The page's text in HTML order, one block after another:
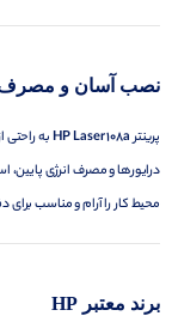
نصب آسان و مصرف
پرینترHP Laser 108aبه راحتی
درایورها و مصرف انرژی
محیط کار را آرام و مناسب برای
برند معتبر HP